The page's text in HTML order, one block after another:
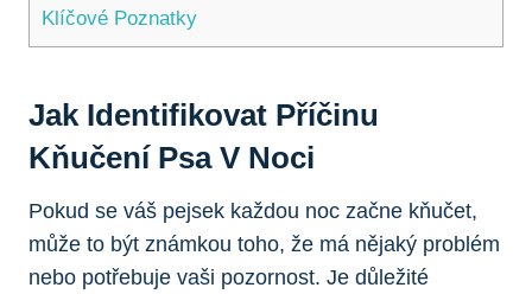
Klíčové Poznatky
Jak Identifikovat Příčinu
Kňučení Psa V Noci
Pokud se váš pejsek každou noc začne kňučet,
může to být známkou toho, že má nějaký problém
nebo potřebuje vaši pozornost. Je důležité